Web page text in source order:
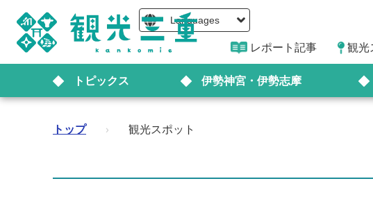
Languages
レポート記事 観光
トピックス 伊勢神宮・伊勢志摩
トップ › 観光スポット